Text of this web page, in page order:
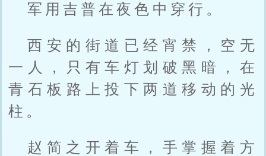
军用吉普在夜色中穿行。
西安的街道已经宵禁，空无
一人，只有车灯划破黑暗，在
青石板路上投下两道移动的光
柱。
赵简之开着车，手掌握着方